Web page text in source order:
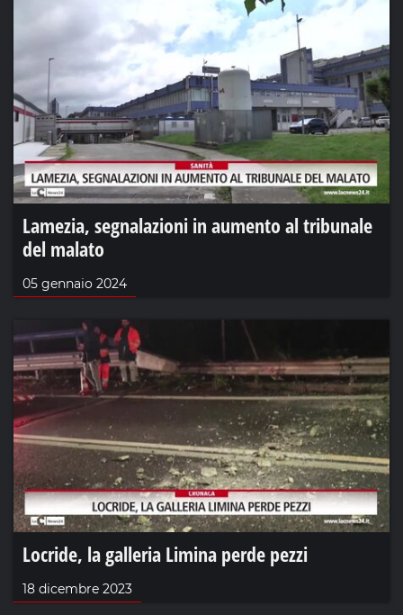
Lamezia, segnalazioni in aumento al tribunale
del malato
05 gennaio 2024
Locride, la galleria Limina perde pezzi
18 dicembre 2023